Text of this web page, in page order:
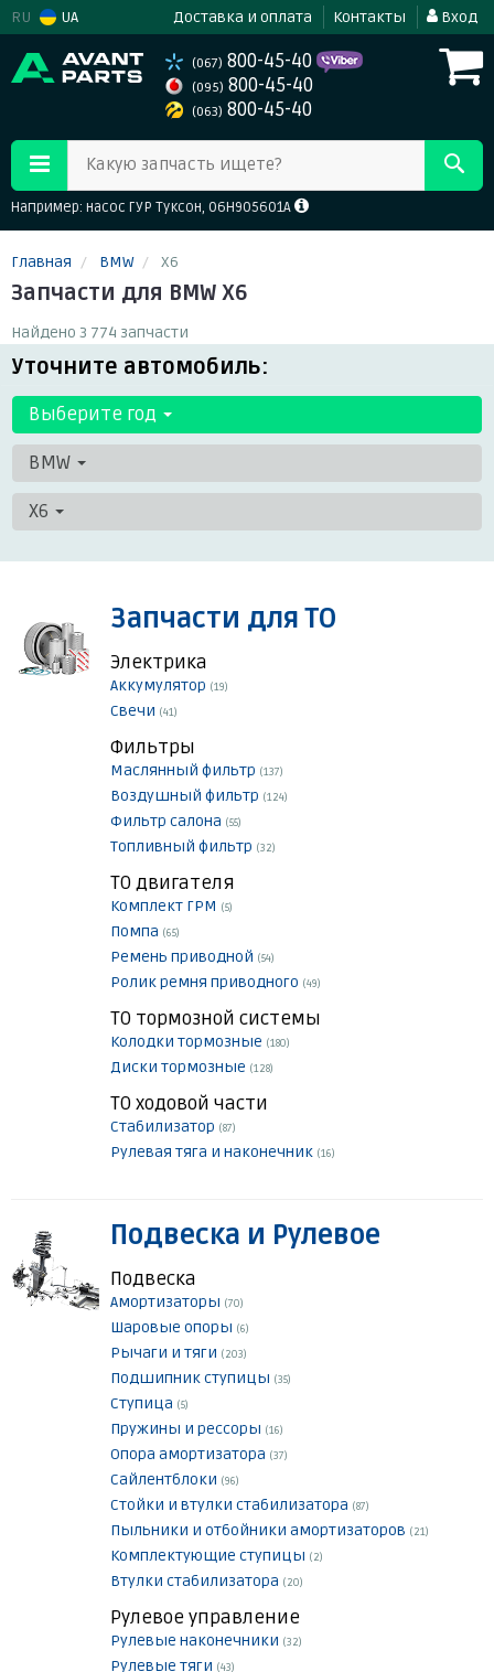
RU UA Доставка и оплата Контакты Вход
(067) 800-45-40
(095) 800-45-40
(063) 800-45-40
Какую запчасть ищете?
Например: насос ГУР Туксон, 06H905601A
Главная BMW X6
Запчасти для BMW X6
Найдено 3 774 запчасти
Уточните автомобиль:
Выберите год
BMW
X6
Запчасти для ТО
Электрика
Аккумулятор (19)
Свечи (41)
Фильтры
Маслянный фильтр (137)
Воздушный фильтр (124)
Фильтр салона (55)
Топливный фильтр (32)
ТО двигателя
Комплект ГРМ (5)
Помпа (65)
Ремень приводной (54)
Ролик ремня приводного (49)
ТО тормозной системы
Колодки тормозные (180)
Диски тормозные (128)
ТО ходовой части
Стабилизатор (87)
Рулевая тяга и наконечник (16)
Подвеска и Рулевое
Подвеска
Амортизаторы (70)
Шаровые опоры (6)
Рычаги и тяги (203)
Подшипник ступицы (35)
Ступица (5)
Пружины и рессоры (16)
Опора амортизатора (37)
Сайлентблоки (96)
Стойки и втулки стабилизатора (87)
Пыльники и отбойники амортизаторов (21)
Комплектующие ступицы (2)
Втулки стабилизатора (20)
Рулевое управление
Рулевые наконечники (32)
Рулевые тяги (43)